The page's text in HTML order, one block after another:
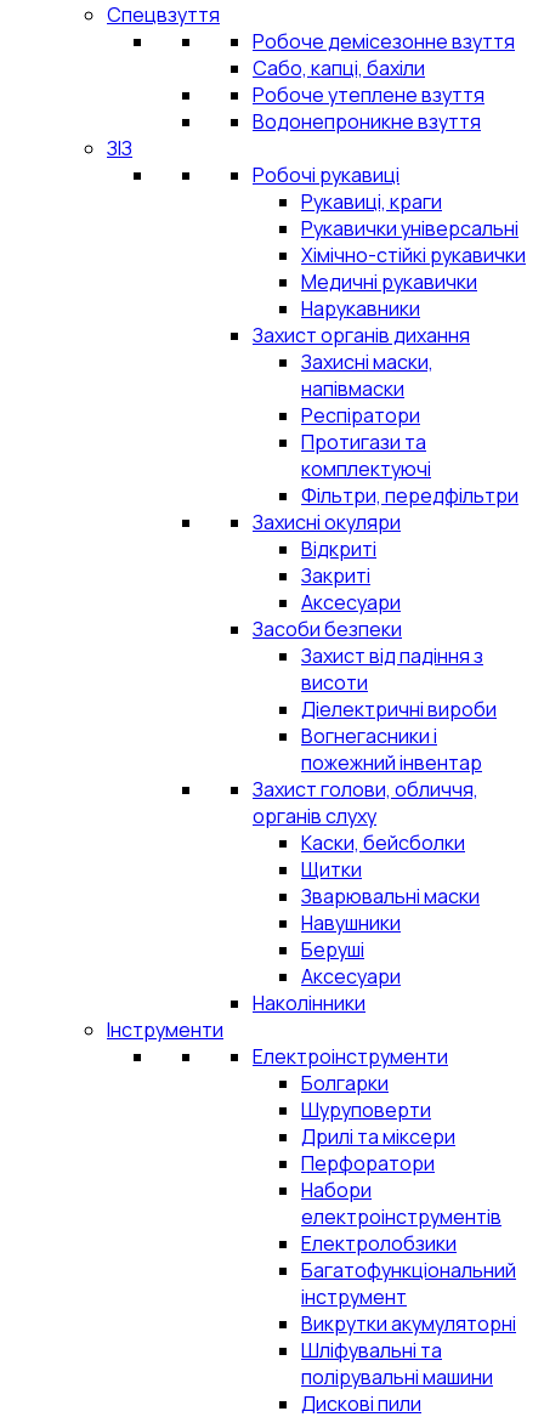
Спецвзуття
Робоче демісезонне взуття
Сабо, капці, бахіли
Робоче утеплене взуття
Водонепроникне взуття
ЗІЗ
Робочі рукавиці
Рукавиці, краги
Рукавички універсальні
Хімічно-стійкі рукавички
Медичні рукавички
Нарукавники
Захист органів дихання
Захисні маски,
напівмаски
Респіратори
Протигази та
комплектуючі
Фільтри, передфільтри
Захисні окуляри
Відкриті
Закриті
Аксесуари
Засоби безпеки
Захист від падіння з
висоти
Діелектричні вироби
Вогнегасники і
пожежний інвентар
Захист голови, обличчя,
органів слуху
Каски, бейсболки
Щитки
Зварювальні маски
Навушники
Беруші
Аксесуари
Наколінники
Інструменти
Електроінструменти
Болгарки
Шуруповерти
Дрилі та міксери
Перфоратори
Набори
електроінструментів
Електролобзики
Багатофункціональний
інструмент
Викрутки акумуляторні
Шліфувальні та
полірувальні машини
Дискові пили